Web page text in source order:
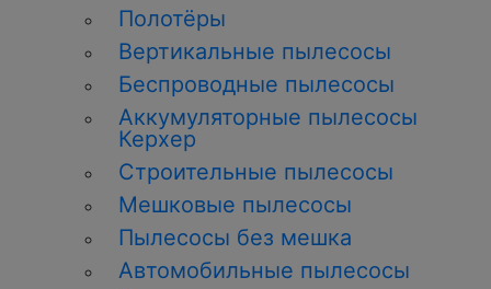
Полотёры
Вертикальные пылесосы
Беспроводные пылесосы
Аккумуляторные пылесосы
Керхер
Строительные пылесосы
Мешковые пылесосы
Пылесосы без мешка
Автомобильные пылесосы